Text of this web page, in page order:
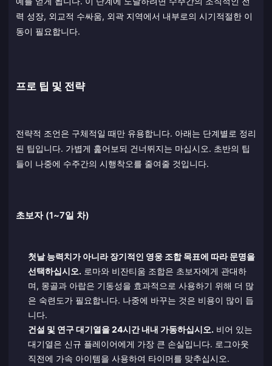
력 성장, 외교적 수싸움, 외곽 지역에서 내부로의 시기적절한 이
동이 필요합니다.
프로 팁 및 전략
전략적 조언은 구체적일 때만 유용합니다. 아래는 단계별로 정리
된 팁입니다. 가볍게 훑어보되 건너뛰지는 마십시오. 초반의 팁
들이 나중에 수주간의 시행착오를 줄여줄 것입니다.
초보자 (1~7일 차)
첫날 능력치가 아니라 장기적인 영웅 조합 목표에 따라 문명을
선택하십시오. 로마와 비잔티움 조합은 초보자에게 관대하
며, 몽골과 아랍은 기동성을 효과적으로 사용하기 위해 더 많
은 숙련도가 필요합니다. 나중에 바꾸는 것은 비용이 많이 듭
니다.
건설 및 연구 대기열을 24시간 내내 가동하십시오. 비어 있는
대기열은 신규 플레이어에게 가장 큰 손실입니다. 로그아웃
직전에 가속 아이템을 사용하여 타이머를 맞추십시오.